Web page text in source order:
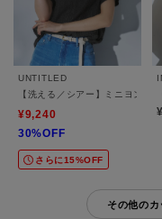
UNTITLED
【洗える／シアー】ミニヨンレ
¥9,240
30%OFF
さらに15%OFF
その他のカ